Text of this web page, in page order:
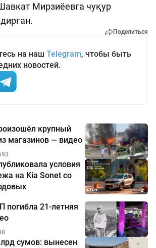
Мирзиёевга чуқур
Поделиться
на наш Telegram, чтобы быть
новостей.
крупный
магазинов — видео
условия
на Kia Sonet со
погибла 21-летняя
сумов: вынесен